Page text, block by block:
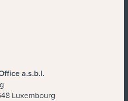
a.s.b.l.
Luxembourg